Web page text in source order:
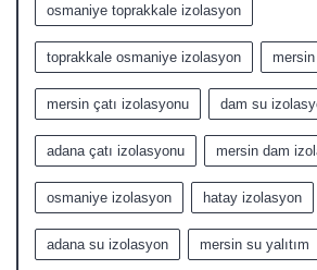
osmaniye toprakkale izolasyon
toprakkale osmaniye izolasyon
mersin çatı izolasyonu dam su
adana çatı izolasyonu mersin dam
osmaniye izolasyon hatay izolasyon
adana su izolasyon mersin su yalıtım